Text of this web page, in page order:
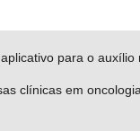
para o auxílio
clínicas em